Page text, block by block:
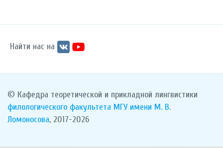
Найти нас на
© Кафедра теоретической и прикладной лингвистики
филологического факультета МГУ имени М. В.
Ломоносова, 2017-2026